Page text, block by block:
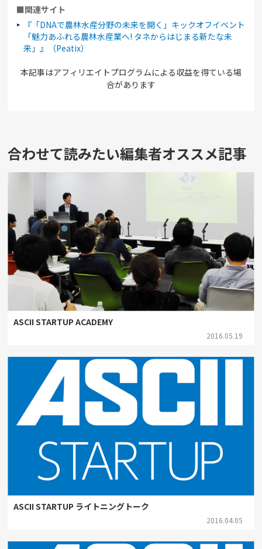
■関連サイト
『「DNAで農林水産分野の未来を開く」キックオフイベント
「魅力あふれる農林水産業へ! タネからはじまる新たな未
来」』（Peatix）
本記事はアフィリエイトプログラムによる収益を得ている場
合があります
合わせて読みたい編集者オススメ記事
ASCII STARTUP ACADEMY
2016.05.19
ASCII STARTUP ライトニングトーク
2016.04.05